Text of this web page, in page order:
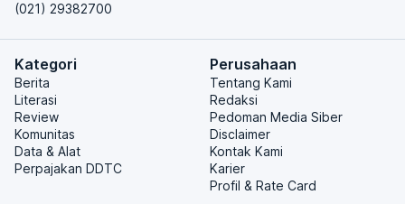
(021) 29382700
Kategori
Berita
Literasi
Review
Komunitas
Data & Alat
Perpajakan DDTC
Perusahaan
Tentang Kami
Redaksi
Pedoman Media Siber
Disclaimer
Kontak Kami
Karier
Profil & Rate Card